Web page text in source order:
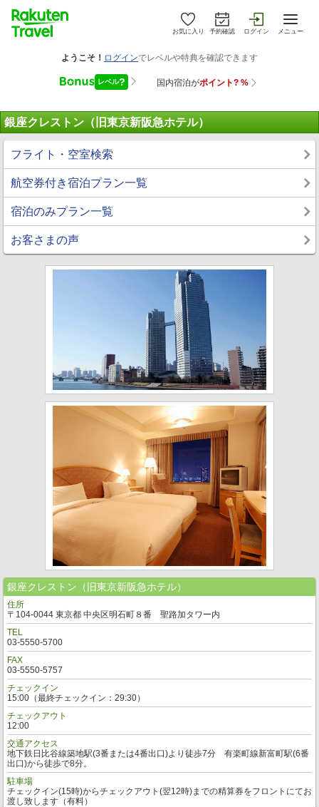
お気に入り 予約確認 ログイン メニュー
銀座クレストン（旧東京新阪急ホテル）
フライト・空室検索
航空券付き宿泊プラン一覧
宿泊のみプラン一覧
お客さまの声
銀座クレストン（旧東京新阪急ホテル）
住所
〒104-0044 東京都 中央区明石町８番 聖路加タワー内
TEL
03-5550-5700
FAX
03-5550-5757
チェックイン
15:00（最終チェックイン：29:30）
チェックアウト
12:00
交通アクセス
地下鉄日比谷線築地駅(3番または4番出口)より徒歩7分 有楽町線新富町駅(6番
出口)から徒歩で8分。
駐車場
チェックイン(15時)からチェックアウト(翌12時)までの精算券をフロントにてお
渡し致します（有料）